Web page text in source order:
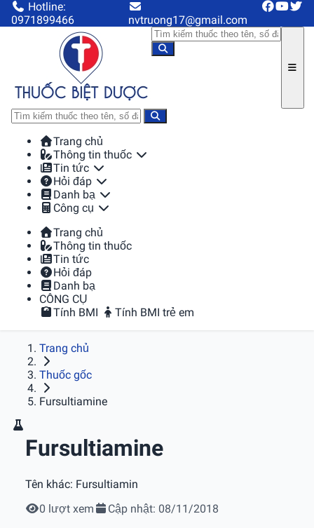
Hotline:
0971899466
nvtruong17@gmail.com
Trang chủ
Thông tin thuốc
Tin tức
Hỏi đáp
Danh bạ
Công cụ
Trang chủ
Thông tin thuốc
Tin tức
Hỏi đáp
Danh bạ
CÔNG CỤ
Tính BMI
Tính BMI trẻ em
Trang chủ
Thuốc gốc
Fursultiamine
Fursultiamine
Tên khác: Fursultiamin
0 lượt xem
Cập nhật: 08/11/2018